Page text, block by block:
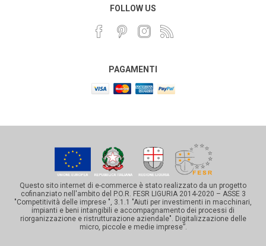
FOLLOW US
PAGAMENTI
Questo sito internet di e-commerce è stato realizzato da un progetto
cofinanziato nell'ambito del P.O.R. FESR LIGURIA 2014-2020 – ASSE 3
"Competitività delle imprese ", 3.1.1 "Aiuti per investimenti in macchinari,
impianti e beni intangibili e accompagnamento dei processi di
riorganizzazione e ristrutturazione aziendale". Digitalizzazione delle
micro, piccole e medie imprese”.